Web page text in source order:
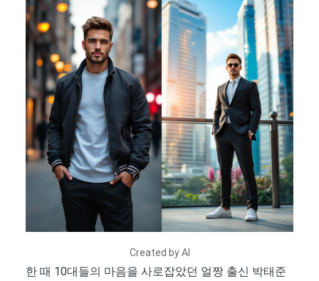
Created by AI
한 때 10대들의 마음을 사로잡았던 얼짱 출신 박태준